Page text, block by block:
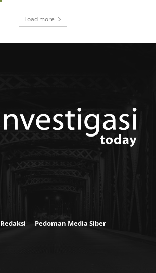
Load more
Redaksi Pedoman Media Siber